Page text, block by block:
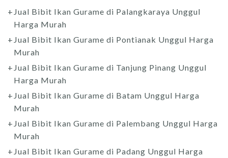
Jual Bibit Ikan Gurame di Palangkaraya Unggul
Harga Murah
Jual Bibit Ikan Gurame di Pontianak Unggul Harga
Murah
Jual Bibit Ikan Gurame di Tanjung Pinang Unggul
Harga Murah
Jual Bibit Ikan Gurame di Batam Unggul Harga
Murah
Jual Bibit Ikan Gurame di Palembang Unggul Harga
Murah
Jual Bibit Ikan Gurame di Padang Unggul Harga